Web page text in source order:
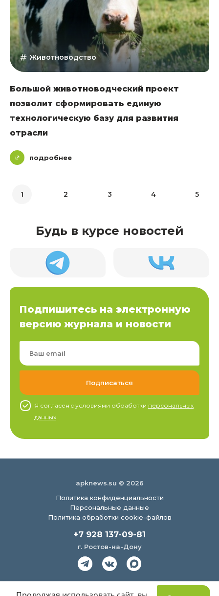
Животноводство
Большой животноводческий проект
позволит сформировать единую
технологическую базу для развития
отрасли
подробнее
1 2 3 4 5
Будь в курсе новостей
Подпишитесь на электронную
версию журнала и новости
Я согласен c условиями обработки персональных
данных
apknews.su © 2026
Политика конфиденциальности
Персональные данные
Политика обработки cookie-файлов
+7 928 137-09-81
г. Ростов-на-Дону